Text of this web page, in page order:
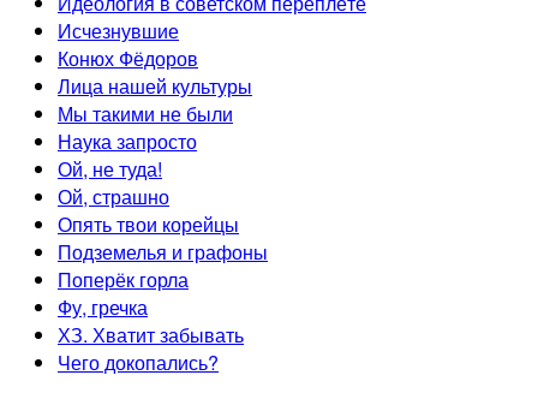
Исчезнувшие
Конюх Фёдоров
Лица нашей культуры
Мы такими не были
Наука запросто
Ой, не туда!
Ой, страшно
Опять твои корейцы
Подземелья и графоны
Поперёк горла
Фу, гречка
ХЗ. Хватит забывать
Чего докопались?